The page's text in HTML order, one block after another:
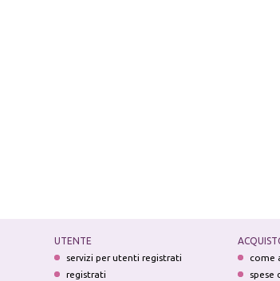
UTENTE
servizi per utenti registrati
registrati
come
spese